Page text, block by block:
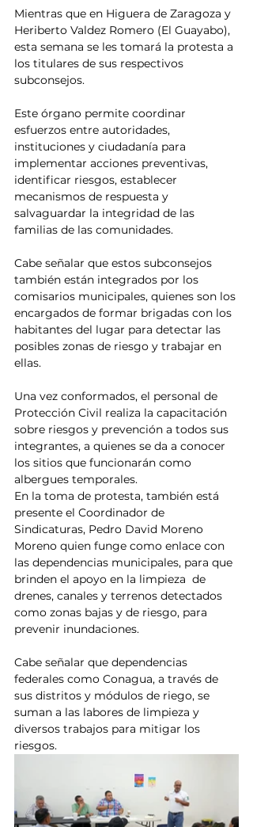
Mientras que en Higuera de Zaragoza y
Heriberto Valdez Romero (El Guayabo),
esta semana se les tomará la protesta a
los titulares de sus respectivos
subconsejos.
Este órgano permite coordinar
esfuerzos entre autoridades,
instituciones y ciudadanía para
implementar acciones preventivas,
identificar riesgos, establecer
mecanismos de respuesta y
salvaguardar la integridad de las
familias de las comunidades.
Cabe señalar que estos subconsejos
también están integrados por los
comisarios municipales, quienes son los
encargados de formar brigadas con los
habitantes del lugar para detectar las
posibles zonas de riesgo y trabajar en
ellas.
Una vez conformados, el personal de
Protección Civil realiza la capacitación
sobre riesgos y prevención a todos sus
integrantes, a quienes se da a conocer
los sitios que funcionarán como
albergues temporales.
En la toma de protesta, también está
presente el Coordinador de
Sindicaturas, Pedro David Moreno
Moreno quien funge como enlace con
las dependencias municipales, para que
brinden el apoyo en la limpieza  de
drenes, canales y terrenos detectados
como zonas bajas y de riesgo, para
prevenir inundaciones.
Cabe señalar que dependencias
federales como Conagua, a través de
sus distritos y módulos de riego, se
suman a las labores de limpieza y
diversos trabajos para mitigar los
riesgos.